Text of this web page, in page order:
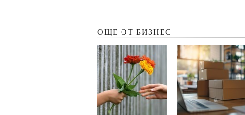
ОЩЕ ОТ БИЗНЕС